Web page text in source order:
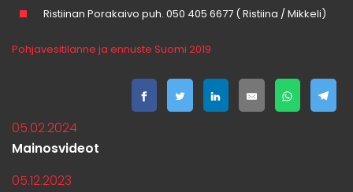
Ristiinan Porakaivo puh. 050 405 6677 ( Ristiina / Mikkeli)
Pohjavesitilanne ja ennuste Suomi 2019
05.02.2024
Mainosvideot
05.12.2023